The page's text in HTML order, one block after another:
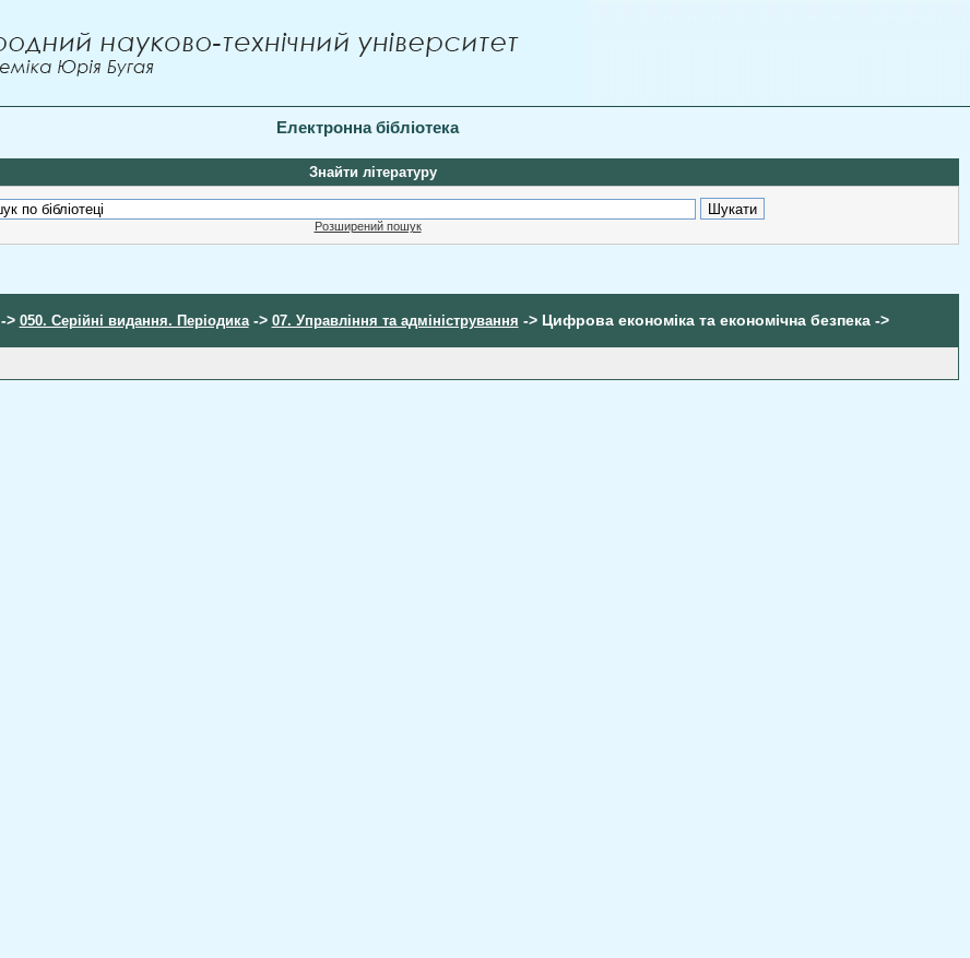
Електронна бібліотека
Знайти літературу
Розширений пошук
-> 050. Серійні видання. Періодика-> 07. Управління та адміністрування -> Цифрова економіка та економічна безпека ->